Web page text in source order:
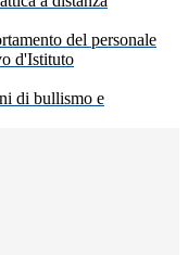
del personale
d'Istituto
di bullismo e